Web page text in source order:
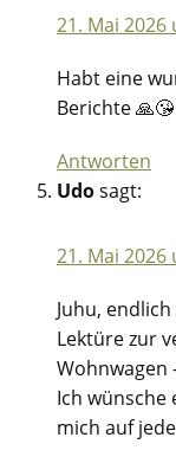
21. Mai 2026
Habt eine
Berichte 🙏😘
Antworten
Udosagt:
21. Mai 2026
Juhu,
Lektüre zur
Wohnwagen
Ich wünsche
mich auf